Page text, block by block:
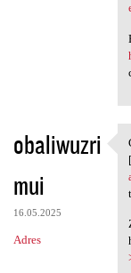
obaliwuzri
mui
16.05.2025
Adres